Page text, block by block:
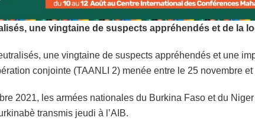
une vingtaine de suspects appréhendés et de la
une vingtaine de suspects appréhendés et une
conjointe (TAANLI 2) menée entre le 25 novembre
2021, les armées nationales du Burkina Faso et du
transmis jeudi à l’AIB.